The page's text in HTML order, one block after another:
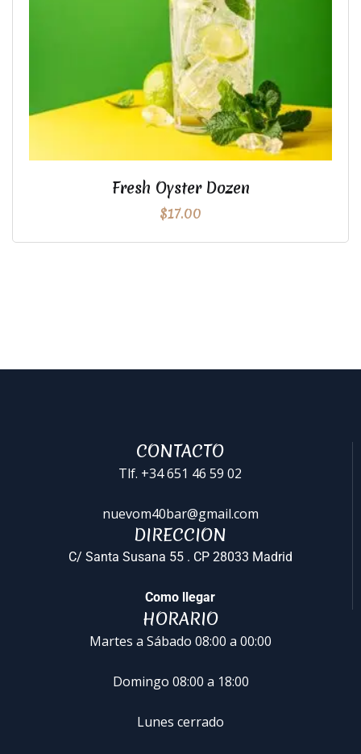
Fresh Oyster Dozen
$17.00
CONTACTO
Tlf. +34 651 46 59 02
nuevom40bar@gmail.com
DIRECCION
C/ Santa Susana 55 . CP 28033 Madrid
Como llegar
HORARIO
Martes a Sábado 08:00 a 00:00
Domingo 08:00 a 18:00
Lunes cerrado